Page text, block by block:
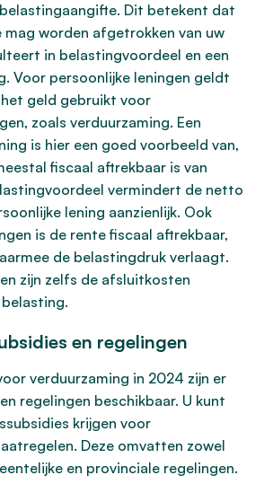
Dit betekent dat
worden afgetrokken van uw
in belastingvoordeel en een
Voor persoonlijke leningen geldt
geld gebruikt voor
zoals verduurzaming. Een
is hier een goed voorbeeld van,
fiscaal aftrekbaar is van
vermindert de netto
lening aanzienlijk. Ook
is de rente fiscaal aftrekbaar,
de belastingdruk verlaagt.
zijn zelfs de afsluitkosten
en regelingen
verduurzaming in 2024 zijn er
regelingen beschikbaar. U kunt
krijgen voor
Deze omvatten zowel
en provinciale regelingen.